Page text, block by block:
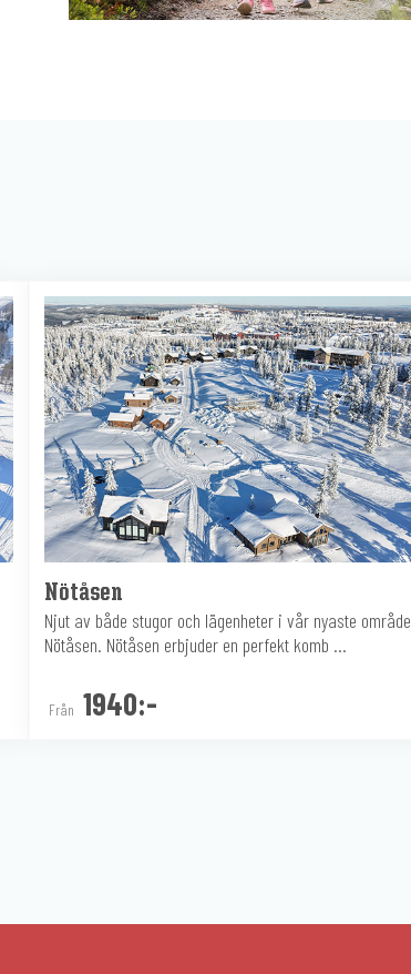
Nötåsen
Njut av både stugor och lägenheter i vår nyaste område
Nötåsen. Nötåsen erbjuder en perfekt komb ...
Från 1940:-